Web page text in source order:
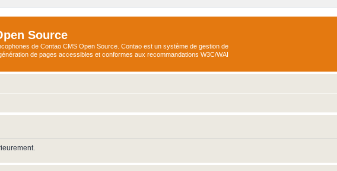
Source
de Contao CMS Open Source. Contao est un système de gestion de
de pages accessibles et conformes aux recommandations W3C/WAI